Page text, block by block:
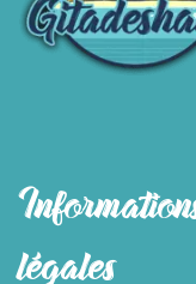
légales